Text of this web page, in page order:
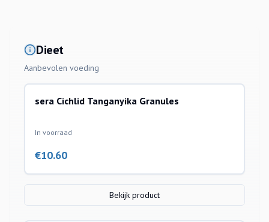
Dieet
Aanbevolen voeding
sera Cichlid Tanganyika Granules
In voorraad
€10.60
Bekijk product